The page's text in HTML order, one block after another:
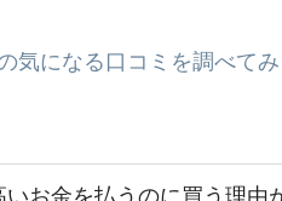
気になる口コミを調べてみ
お金を払うのに買う理由